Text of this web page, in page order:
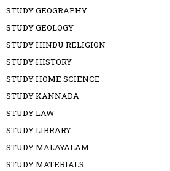
STUDY GEOGRAPHY
STUDY GEOLOGY
STUDY HINDU RELIGION
STUDY HISTORY
STUDY HOME SCIENCE
STUDY KANNADA
STUDY LAW
STUDY LIBRARY
STUDY MALAYALAM
STUDY MATERIALS